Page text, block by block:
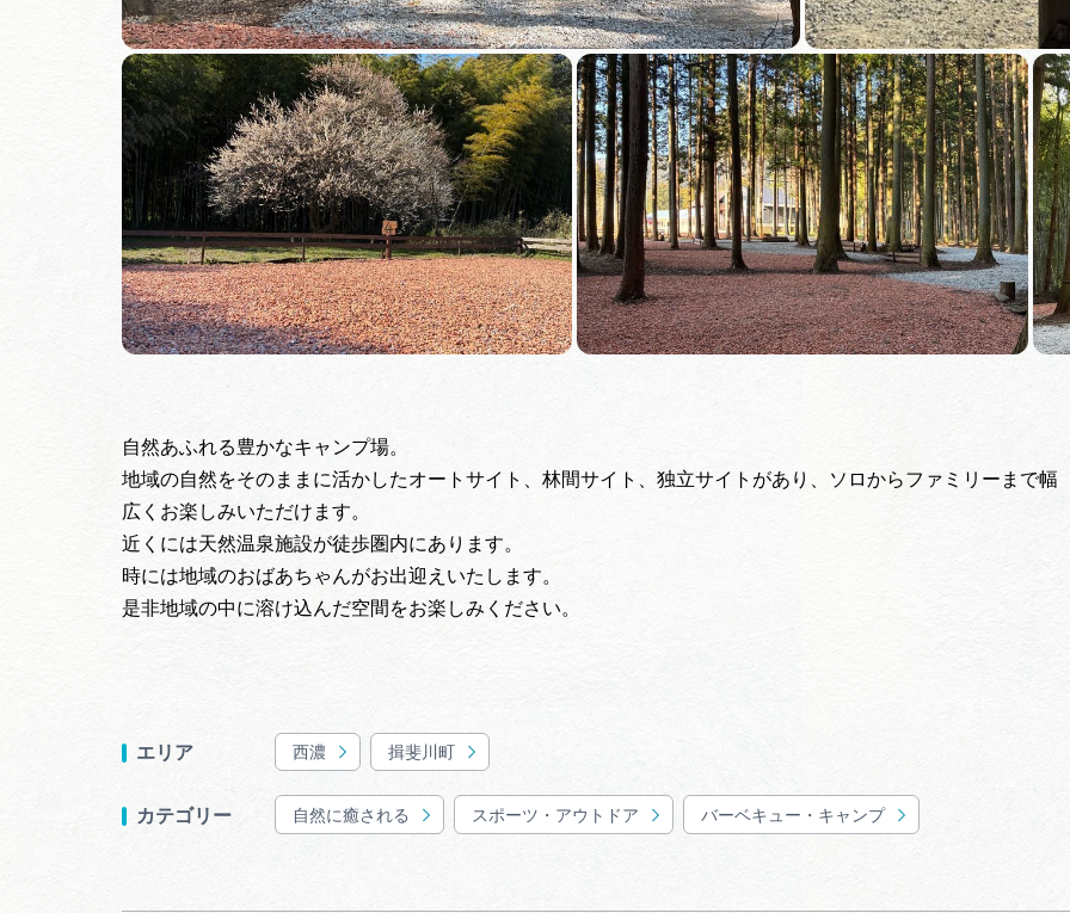
動画ライブ
運営組織
自然あふれる豊かなキャンプ場。
地域の自然をそのままに活かしたオートサイト、林間サイト、独立サイトがあり、ソロからファミリーまで幅
広くお楽しみいただけます。
近くには天然温泉施設が徒歩圏内にあります。
時には地域のおばあちゃんがお出迎えいたします。
是非地域の中に溶け込んだ空間をお楽しみください。
エリア 西濃 揖斐川町
カテゴリー 自然に癒される スポーツ・アウトドア バーベキュー・キャンプ